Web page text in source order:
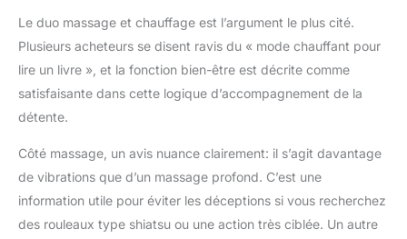
personnes souffrant
d'un handicap
physique
Le duo massage et chauffage est l’argument le plus cité.
Plusieurs acheteurs se disent ravis du « mode chauffant pour
lire un livre », et la fonction bien-être est décrite comme
satisfaisante dans cette logique d’accompagnement de la
détente.
Côté massage, un avis nuance clairement: il s’agit davantage
de vibrations que d’un massage profond. C’est une
information utile pour éviter les déceptions si vous recherchez
des rouleaux type shiatsu ou une action très ciblée. Un autre